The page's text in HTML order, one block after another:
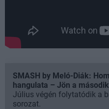
SMASH by Meló-Diák:
hangulata – Jön a
Július végén folytatódik a
sorozat.